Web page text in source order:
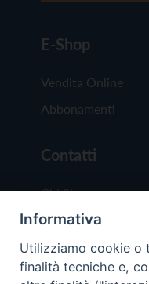
E-Shop
Vendita Online
Abbonamenti
Contatti
Chi Siamo
Redazione
Scrivici
Informativa
Utilizziamo cookie o
finalità tecniche e,